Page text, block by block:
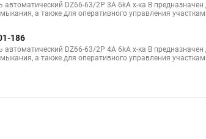
автоматический DZ66-63/2P 3A 6kA х-ка B
а также для оперативного управления
186
автоматический DZ66-63/2P 4A 6kA х-ка B
а также для оперативного управления